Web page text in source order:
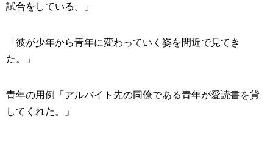
試合をしている。」
「彼が少年から青年に変わっていく姿を間近で見てき
た。」
青年の用例「アルバイト先の同僚である青年が愛読書を貸
してくれた。」